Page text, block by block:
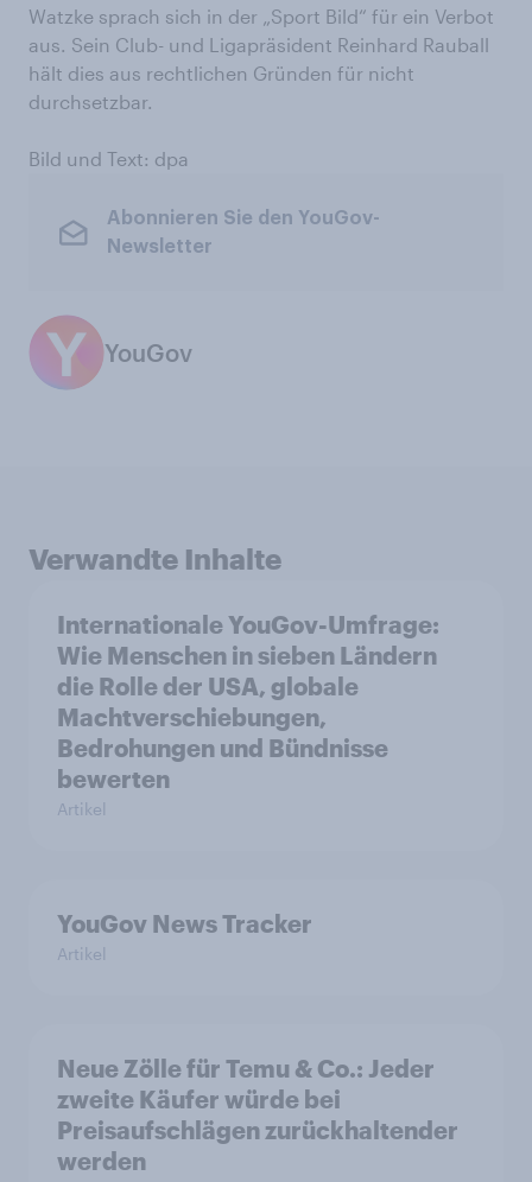
Watzke sprach sich in der „Sport Bild“ für ein Verbot
aus. Sein Club- und Ligapräsident Reinhard Rauball
hält dies aus rechtlichen Gründen für nicht
durchsetzbar.
Bild und Text: dpa
Abonnieren Sie den YouGov-
Newsletter
YouGov
Verwandte Inhalte
Internationale YouGov-Umfrage:
Wie Menschen in sieben Ländern
die Rolle der USA, globale
Machtverschiebungen,
Bedrohungen und Bündnisse
bewerten
Artikel
YouGov News Tracker
Artikel
Neue Zölle für Temu & Co.: Jeder
zweite Käufer würde bei
Preisaufschlägen zurückhaltender
werden